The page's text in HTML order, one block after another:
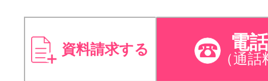
資料請求する 電
（通話